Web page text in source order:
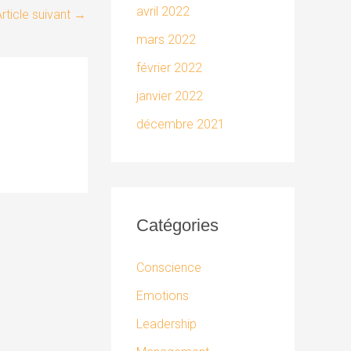
suivant →
avril 2022
mars 2022
février 2022
janvier 2022
décembre 2021
Catégories
Conscience
Emotions
Leadership